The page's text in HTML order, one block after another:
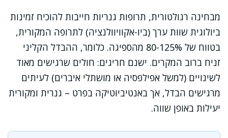
מבחינה רגולטורית, תרופות גנריות חייבות להוכיח זמינות
ביולוגית שוות ערך (ביו-אקוויוולנציה) לתרופה המקורית,
בטווח של 80-125% מהספיגה. כלומר, ההבדל הקליני
זניח ברוב המקרים. ישנם חריגים: חולים שרגישים מאוד
לשינויים (למשל אפילפסיה או מושתלי איברים) לעיתים
מרגישים הבדל, אך באנטיביוטיקה בפרט – גנרית ומקורית
יעילות באופן שווה.